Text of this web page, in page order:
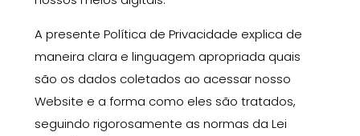
A presente Política de Privacidade explica de
maneira clara e linguagem apropriada quais
são os dados coletados ao acessar nosso
Website e a forma como eles são tratados,
seguindo rigorosamente as normas da Lei